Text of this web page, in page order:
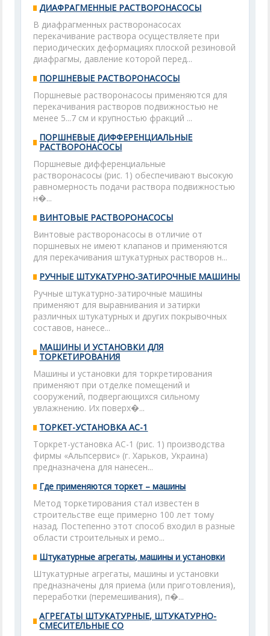
ДИАФРАГМЕННЫЕ РАСТВОРОНАСОСЫ
В диафрагменных растворонасосах
перекачивание раствора осуществляете при
периодических деформациях плоской резиновой
диафрагмы, давление которой перед...
ПОРШНЕВЫЕ РАСТВОРОНАСОСЫ
Поршневые растворонасосы применяются для
перекачивания растворов подвижностью не
менее 5...7 см и крупностью фракций ...
ПОРШНЕВЫЕ ДИФФЕРЕНЦИАЛЬНЫЕ
РАСТВОРОНАСОСЫ
Поршневые дифференциальные
растворонасосы (рис. 1) обеспечивают высокую
равномерность подачи раствора подвижностью
н�...
ВИНТОВЫЕ РАСТВОРОНАСОСЫ
Винтовые растворонасосы в отличие от
поршневых не имеют клапанов и применяются
для перекачивания штукатурных растворов н...
РУЧНЫЕ ШТУКАТУРНО-ЗАТИРОЧНЫЕ МАШИНЫ
Ручные штукатурно-затирочные машины
применяют для выравнивания и затирки
различных штукатурных и других покрывочных
составов, нанесе...
МАШИНЫ И УСТАНОВКИ ДЛЯ
ТОРКЕТИРОВАНИЯ
Машины и установки для торкретирования
применяют при отделке помещений и
сооружений, подвергающихся сильному
увлажнению. Их поверх�...
ТОРКЕТ-УСТАНОВКА АС-1
Торкрет-установка АС-1 (рис. 1) производства
фирмы «Альпсервис» (г. Харьков, Украина)
предназначена для нанесен...
Где применяются торкет – машины
Метод торкетирования стал известен в
строительстве еще примерно 100 лет тому
назад. Постепенно этот способ входил в разные
области строительных и ремо...
Штукатурные агрегаты, машины и установки
Штукатурные агрегаты, машины и установки
предназначены для приема (или приготовления),
переработки (перемешивания), п�...
АГРЕГАТЫ ШТУКАТУРНЫЕ, ШТУКАТУРНО-
СМЕСИТЕЛЬНЫЕ СО